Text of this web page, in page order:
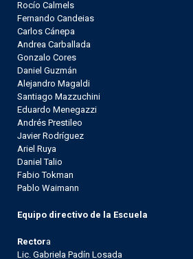
Rocío Calmels
Fernando Candeias
Carlos Cánepa
Andrea Carballada
Gonzalo Cores
Daniel Guzmán
Alejandro Magaldi
Santiago Mazzuchini
Eduardo Menegazzi
Andrés Prestileo
Javier Rodríguez
Ariel Ruya
Daniel Talio
Fabio Tokman
Pablo Waimann
Equipo directivo de la Escuela
Rectora
Lic. Gabriela Padín Losada